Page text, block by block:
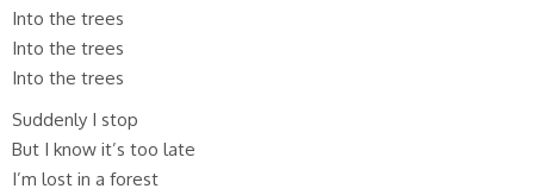
Into the trees
Into the trees
Into the trees
Suddenly I stop
But I know it’s too late
I’m lost in a forest